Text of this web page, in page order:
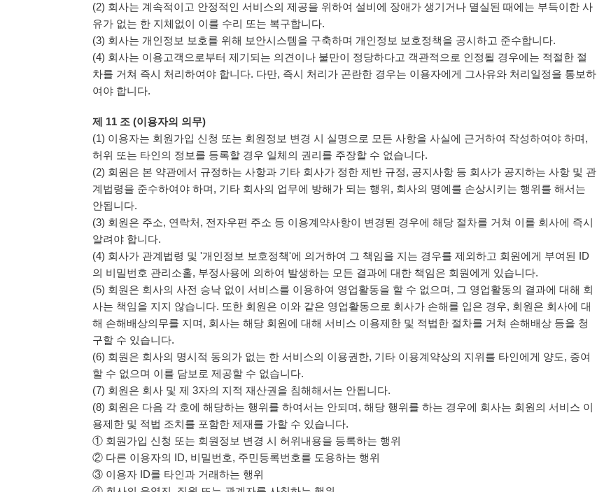
(2) 회사는 계속적이고 안정적인 서비스의 제공을 위하여 설비에 장애가 생기거나 멸실된 때에는 부득이한 사
유가 없는 한 지체없이 이를 수리 또는 복구합니다.
(3) 회사는 개인정보 보호를 위해 보안시스템을 구축하며 개인정보 보호정책을 공시하고 준수합니다.
(4) 회사는 이용고객으로부터 제기되는 의견이나 불만이 정당하다고 객관적으로 인정될 경우에는 적절한 절
차를 거쳐 즉시 처리하여야 합니다. 다만, 즉시 처리가 곤란한 경우는 이용자에게 그사유와 처리일정을 통보하
여야 합니다.
제 11 조 (이용자의 의무)
(1) 이용자는 회원가입 신청 또는 회원정보 변경 시 실명으로 모든 사항을 사실에 근거하여 작성하여야 하며,
허위 또는 타인의 정보를 등록할 경우 일체의 권리를 주장할 수 없습니다.
(2) 회원은 본 약관에서 규정하는 사항과 기타 회사가 정한 제반 규정, 공지사항 등 회사가 공지하는 사항 및 관
계법령을 준수하여야 하며, 기타 회사의 업무에 방해가 되는 행위, 회사의 명예를 손상시키는 행위를 해서는
안됩니다.
(3) 회원은 주소, 연락처, 전자우편 주소 등 이용계약사항이 변경된 경우에 해당 절차를 거쳐 이를 회사에 즉시
알려야 합니다.
(4) 회사가 관계법령 및 '개인정보 보호정책'에 의거하여 그 책임을 지는 경우를 제외하고 회원에게 부여된 ID
의 비밀번호 관리소홀, 부정사용에 의하여 발생하는 모든 결과에 대한 책임은 회원에게 있습니다.
(5) 회원은 회사의 사전 승낙 없이 서비스를 이용하여 영업활동을 할 수 없으며, 그 영업활동의 결과에 대해 회
사는 책임을 지지 않습니다. 또한 회원은 이와 같은 영업활동으로 회사가 손해를 입은 경우, 회원은 회사에 대
해 손해배상의무를 지며, 회사는 해당 회원에 대해 서비스 이용제한 및 적법한 절차를 거쳐 손해배상 등을 청
구할 수 있습니다.
(6) 회원은 회사의 명시적 동의가 없는 한 서비스의 이용권한, 기타 이용계약상의 지위를 타인에게 양도, 증여
할 수 없으며 이를 담보로 제공할 수 없습니다.
(7) 회원은 회사 및 제 3자의 지적 재산권을 침해해서는 안됩니다.
(8) 회원은 다음 각 호에 해당하는 행위를 하여서는 안되며, 해당 행위를 하는 경우에 회사는 회원의 서비스 이
용제한 및 적법 조치를 포함한 제재를 가할 수 있습니다.
① 회원가입 신청 또는 회원정보 변경 시 허위내용을 등록하는 행위
② 다른 이용자의 ID, 비밀번호, 주민등록번호를 도용하는 행위
③ 이용자 ID를 타인과 거래하는 행위